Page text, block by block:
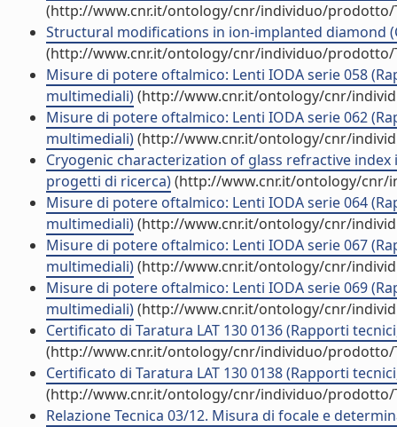
(http://www.cnr.it/ontology/cnr/individuo/prodotto/
Structural modifications in ion-implanted diamond
(http://www.cnr.it/ontology/cnr/individuo/prodotto/
Misure di potere oftalmico: Lenti IODA serie 058
multimediali)(http://www.cnr.it/ontology/cnr/
Misure di potere oftalmico: Lenti IODA serie 062
multimediali)(http://www.cnr.it/ontology/cnr/
Cryogenic characterization of glass refractive
progetti di ricerca)(http://www.cnr.it/ontology/cnr/
Misure di potere oftalmico: Lenti IODA serie 064
multimediali)(http://www.cnr.it/ontology/cnr/
Misure di potere oftalmico: Lenti IODA serie 067
multimediali)(http://www.cnr.it/ontology/cnr/
Misure di potere oftalmico: Lenti IODA serie 069
multimediali)(http://www.cnr.it/ontology/cnr/
Certificato di Taratura LAT 130 0136 (Rapporti
(http://www.cnr.it/ontology/cnr/individuo/prodotto/
Certificato di Taratura LAT 130 0138 (Rapporti
(http://www.cnr.it/ontology/cnr/individuo/prodotto/
Relazione Tecnica 03/12. Misura di focale e